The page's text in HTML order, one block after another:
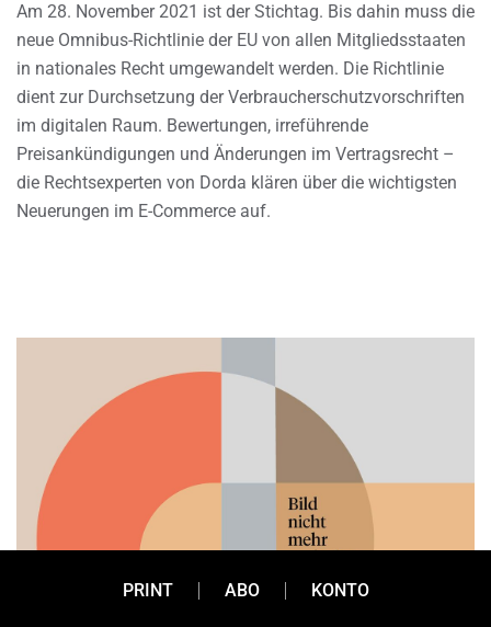
Am 28. November 2021 ist der Stichtag. Bis dahin muss die
neue Omnibus-Richtlinie der EU von allen Mitgliedsstaaten
in nationales Recht umgewandelt werden. Die Richtlinie
dient zur Durchsetzung der Verbraucherschutzvorschriften
im digitalen Raum. Bewertungen, irreführende
Preisankündigungen und Änderungen im Vertragsrecht –
die Rechtsexperten von Dorda klären über die wichtigsten
Neuerungen im E-Commerce auf.
PRINT ABO KONTO